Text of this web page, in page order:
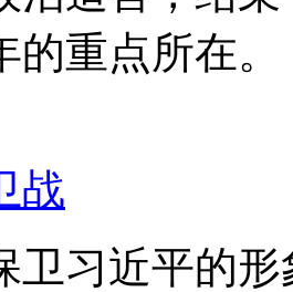
重点所在。
战
卫习近平的